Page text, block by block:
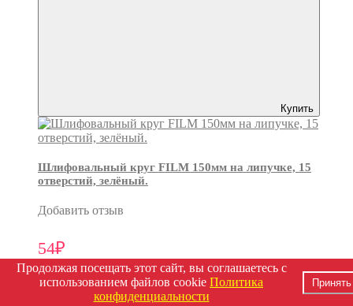
Купить
Шлифовальный круг FILM 150мм на липучке, 15
отверстий, зелёный.
Добавить отзыв
54₽
Продолжая посещать этот сайт, вы соглашаетесь с
использованием файлов cookie Политика
конфиденциальности
Принять